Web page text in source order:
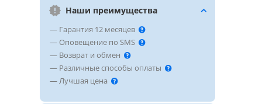
Наши преимущества
— Гарантия 12 месяцев
— Оповещение по SMS
— Возврат и обмен
— Различные способы оплаты
— Лучшая цена